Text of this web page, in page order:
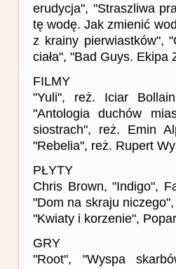
erudycja", "Straszliwa
tę wodę. Jak zmienić
z krainy pierwiastków",
ciała", "Bad Guys. Ekipa
FILMY
"Yuli", reż. Iciar
"Antologia duchów
siostrach", reż. Emin
"Rebelia", reż. Rupert
PŁYTY
Chris Brown, "Indigo",
"Dom na skraju
"Kwiaty i korzenie",
GRY
"Root", "Wyspa